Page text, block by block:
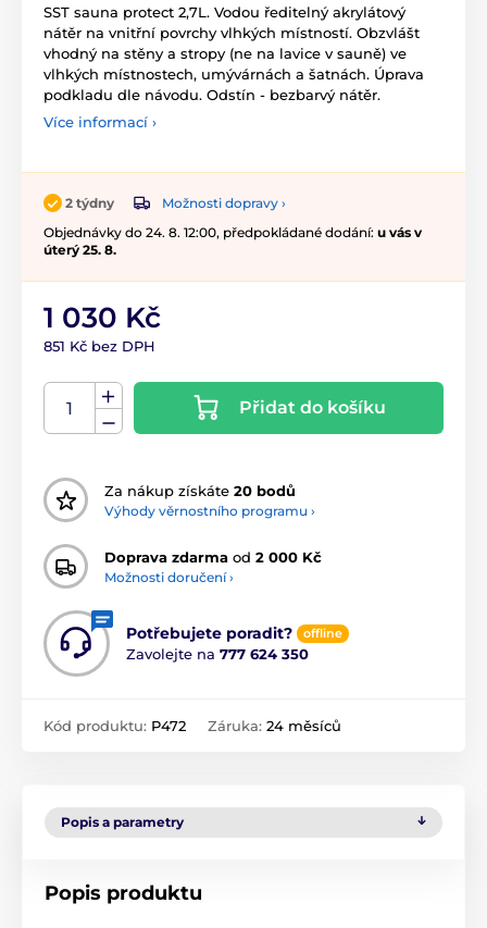
SST sauna protect 2,7L. Vodou ředitelný akrylátový
nátěr na vnitřní povrchy vlhkých místností. Obzvlášt
vhodný na stěny a stropy (ne na lavice v sauně) ve
vlhkých místnostech, umývárnách a šatnách. Úprava
podkladu dle návodu. Odstín - bezbarvý nátěr.
Více informací ›
2 týdny
Možnosti dopravy ›
Objednávky do 24. 8. 12:00, předpokládané dodání: u vás v
úterý 25. 8.
1 030 Kč
851 Kč bez DPH
Přidat do košíku
Za nákup získáte 20 bodů
Výhody věrnostního programu ›
Doprava zdarma od 2 000 Kč
Možnosti doručení ›
Potřebujete poradit? offline
Zavolejte na 777 624 350
Kód produktu: P472 Záruka: 24 měsíců
Popis a parametry
Popis produktu